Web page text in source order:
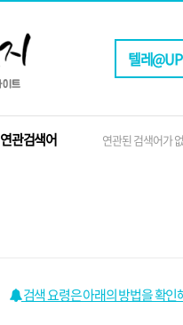
연관검색어 연관된 검색어가
검색 요령은 아래의 방법을 확인